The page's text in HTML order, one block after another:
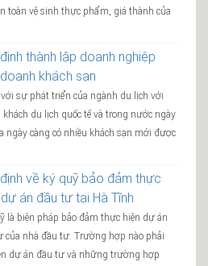
toàn vệ sinh thực phẩm, giá thành của
thành lập doanh nghiệp
khách sạn
sự phát triển của ngành du lịch với
khách du lịch quốc tế và trong nước ngày
ngày càng có nhiều khách sạn mới được
về ký quỹ bảo đảm thực
án đầu tư tại Hà Tĩnh
là biện pháp bảo đảm thực hiện dự án
của nhà đầu tư. Trường hợp nào phải
dự án đầu tư và những trường hợp